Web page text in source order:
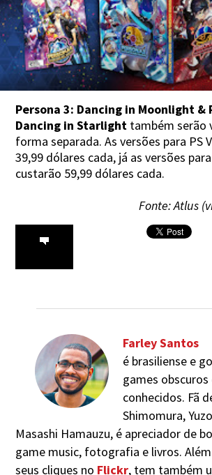
Persona 3: Dancing in Moonlight &
Dancing in Starlight também serão
forma separada. As versões para PS
39,99 dólares cada, já as versões
custarão 59,99 dólares cada.
Fonte: Atlus
Farley Santos
é brasiliense e
games obscuros
conhecidos. Fã
Shimomura,
Masashi Hamauzu, é apreciador de
game music, fotografia e livros.
seus cliques no Flickr, tem também